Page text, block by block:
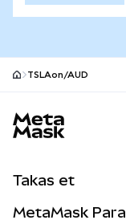
TSLAon/AUD
Takas et
MetaMask Para